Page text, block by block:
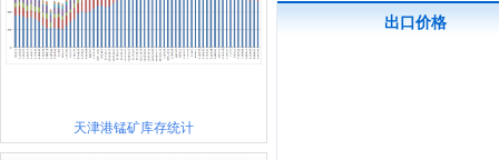
天津港锰矿库存统计
出口价格